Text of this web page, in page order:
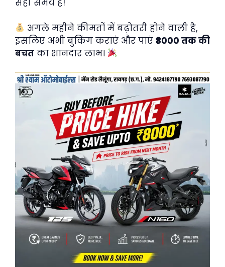
सही समय है!
अगले महीने कीमतों में बढ़ोतरी होने वाली है,
इसलिए अभी बुकिंग कराएं और पाएं ₹8000 तक की
बचत का शानदार लाभ।